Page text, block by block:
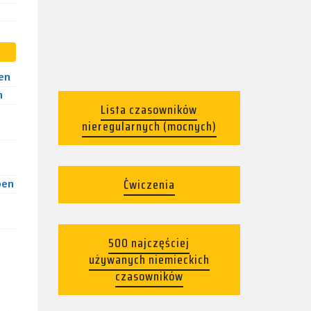
Lista czasowników
nieregularnych (mocnych)
Ćwiczenia
500 najczęściej
używanych niemieckich
czasowników